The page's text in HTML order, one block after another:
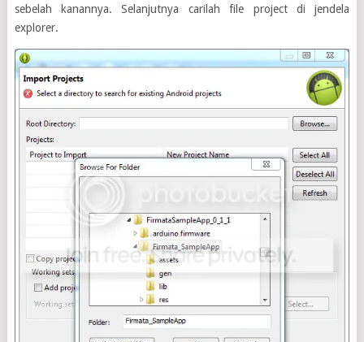
sebelah kanannya. Selanjutnya carilah file project di jendela
explorer.